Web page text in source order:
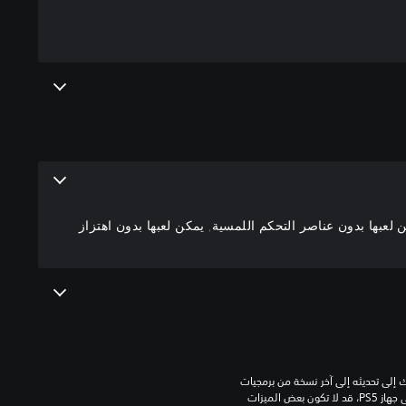
بدون عناصر التحكم اللمسية, يمكن لعبها بدون اهتزاز
للعب هذه اللعبة على جهاز PS5، قد يحتاج جهازك إلى تحديثه إلى آخر نسخة من برمجيات
النظام. بالرغم من إمكانية لعب هذه اللعبة على جهاز PS5، قد لا تكون بعض الميزات